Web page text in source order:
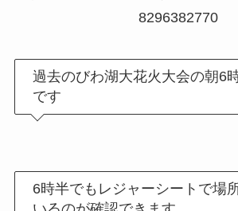
8296382770
過去のびわ湖大花火大会の朝6
です
6時半でもレジャーシートで場